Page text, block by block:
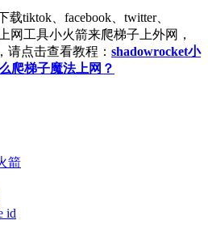
tiktok、facebook、twitter、
网工具小火箭来爬梯子上外网，
请点击查看教程： shadowrocket小
爬梯子魔法上网？
箭
id